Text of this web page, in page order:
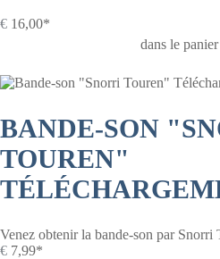
€ 16,00*
dans le
BANDE-SON
TOUREN"
Venez obtenir la bande-son par Snorri
€ 7,99*